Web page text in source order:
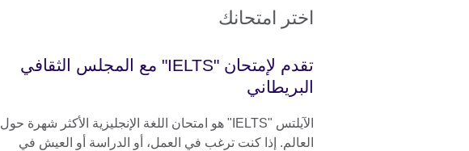
اختر امتحانك
تقدم لإمتحان "IELTS" مع المجلس الثقافي
البريطاني
الآيلتس "IELTS" هو امتحان اللغة الإنجليزية الأكثر شهرة حول
العالم. إذا كنت ترغب في العمل، أو الدراسة أو العيش في